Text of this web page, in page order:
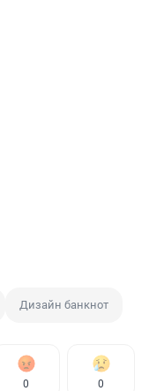
Дизайн банкнот
0 0